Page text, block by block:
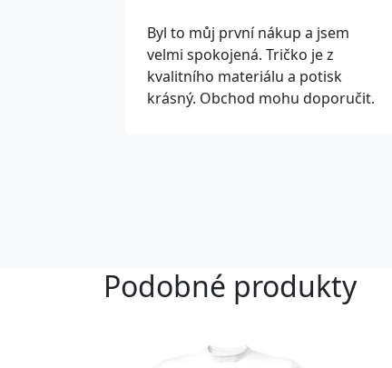
Byl to můj první nákup a jsem
velmi spokojená. Tričko je z
kvalitního materiálu a potisk
krásný. Obchod mohu doporučit.
Podobné produkty